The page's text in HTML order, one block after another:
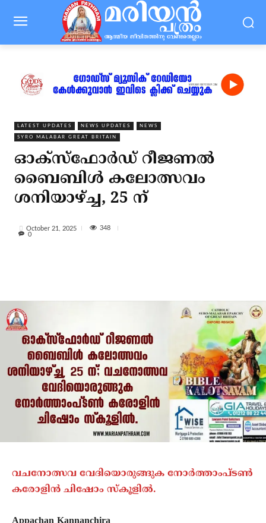
LATEST UPDATES NEWS UPDATES NEWS
SYRO MALABAR GREAT BRITAIN
ഓക്സ്ഫോർഡ് റീജണൽ
ബൈബിൾ കലോത്സവം
ശനിയാഴ്ച്ച, 25 ന്
October 21, 2025
348
0
വചനോത്സവ വേദിയൊരുങ്ങുക നോർത്താംപ്ടൺ
കരോളിൻ ചിഷോം സ്‌കൂളിൽ.